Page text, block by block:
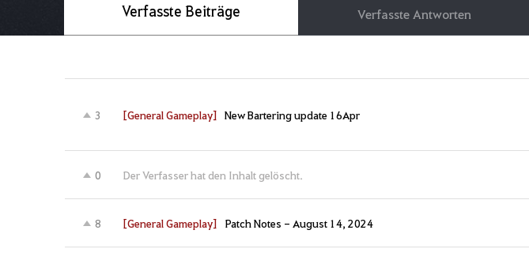
Verfasste Beiträge Verfasste Antworten
[General Gameplay] New Bartering update 16Apr
3
Der Verfasser hat den Inhalt gelöscht.
0
[General Gameplay] Patch Notes - August 14, 2024
8